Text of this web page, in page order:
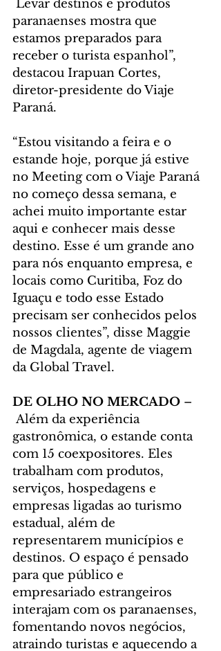
paranaenses mostra que
estamos preparados para
receber o turista espanhol”,
destacou Irapuan Cortes,
diretor-presidente do Viaje
Paraná.
“Estou visitando a feira e o
estande hoje, porque já estive
no Meeting com o Viaje Paraná
no começo dessa semana, e
achei muito importante estar
aqui e conhecer mais desse
destino. Esse é um grande ano
para nós enquanto empresa, e
locais como Curitiba, Foz do
Iguaçu e todo esse Estado
precisam ser conhecidos pelos
nossos clientes”, disse Maggie
de Magdala, agente de viagem
da Global Travel.
DE OLHO NO MERCADO –
Além da experiência
gastronômica, o estande conta
com 15 coexpositores. Eles
trabalham com produtos,
serviços, hospedagens e
empresas ligadas ao turismo
estadual, além de
representarem municípios e
destinos. O espaço é pensado
para que público e
empresariado estrangeiros
interajam com os paranaenses,
fomentando novos negócios,
atraindo turistas e aquecendo a